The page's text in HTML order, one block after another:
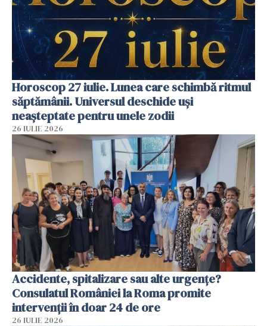
Horoscop 27 iulie. Lunea care schimbă ritmul
săptămânii. Universul deschide uși
neașteptate pentru unele zodii
26 IULIE 2026
Accidente, spitalizare sau alte urgențe?
Consulatul României la Roma promite
intervenții în doar 24 de ore
26 IULIE 2026